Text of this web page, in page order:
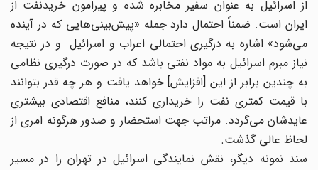
از اسرائیل به عنوان سفیر مخابره شده و پیرامون خریدنفت از
ایران است. ضمناً احتمال دارد جمله «پیش‌بینی‌هایی که در آینده
می‌شود» اشاره به درگیری احتمالی اعراب و اسرائیل و در نتیجه
نیاز مبرم اسرائیل به مواد نفتی باشد که در صورت درگیری نظامی
به چندین برابر از این [افزایش] خواهد یافت و هر چه قدر بتوانند
با قیمت کمتری نفت را خریداری کنند، منافع اقتصادی بیشتری
عایدشان می‌گردد. مراتب جهت استحضار و صدور هرگونه امری از
لحاظ عالی گذشت.
سند نمونه دیگر، نقش نمایندگی اسرائیل در تهران را در مسیر